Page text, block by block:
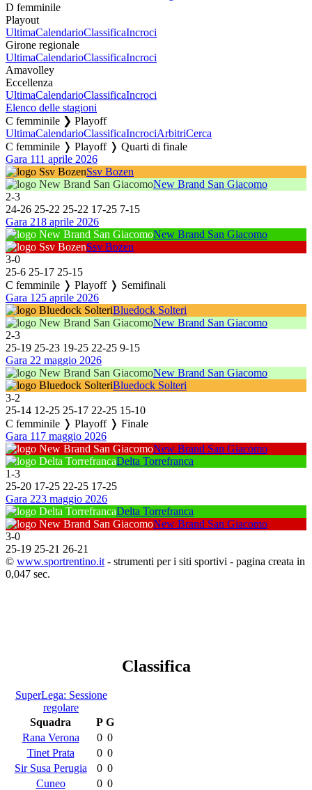
D femminile
Playout
UltimaCalendarioClassificaIncroci
Girone regionale
UltimaCalendarioClassificaIncroci
Amavolley
Eccellenza
UltimaCalendarioClassificaIncroci
Elenco delle stagioni
C femminile ❯ Playoff
UltimaCalendarioClassificaIncrociArbitriCerca
C femminile ❭ Playoff ❭ Quarti di finale
Gara 111 aprile 2026
Ssv Bozen
New Brand San Giacomo
2-3
24-26 25-22 25-22 17-25 7-15
Gara 218 aprile 2026
New Brand San Giacomo
Ssv Bozen
3-0
25-6 25-17 25-15
C femminile ❭ Playoff ❭ Semifinali
Gara 1 25 aprile 2026
Bluedock Solteri
New Brand San Giacomo
2-3
25-19 25-23 19-25 22-25 9-15
Gara 22 maggio 2026
New Brand San Giacomo
Bluedock Solteri
3-2
25-14 12-25 25-17 22-25 15-10
C femminile ❭ Playoff ❭ Finale
Gara 117 maggio 2026
New Brand San Giacomo
Delta Torrefranca
1-3
25-20 17-25 22-25 17-25
Gara 223 maggio 2026
Delta Torrefranca
New Brand San Giacomo
3-0
25-19 25-21 26-21
© www.sportrentino.it - strumenti per i siti sportivi - pagina creata in
0,047 sec.
Classifica
SuperLega: Sessione
regolare
Squadra
P G
Rana Verona
0 0
Tinet Prata
0 0
Sir Susa Perugia
0 0
Cuneo
0 0